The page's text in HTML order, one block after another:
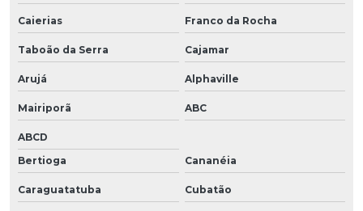
Caierias Franco da Rocha
Taboão da Serra Cajamar
Arujá Alphaville
Mairiporã ABC
ABCD
Bertioga
Cananéia
Caraguatatuba Cubatão